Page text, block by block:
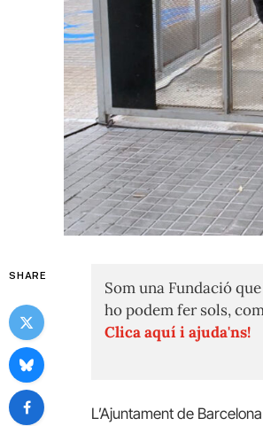
SHARE
Som una Fundació
ho podem fer sols,
Clica aquí i ajuda'ns!
L’Ajuntament de